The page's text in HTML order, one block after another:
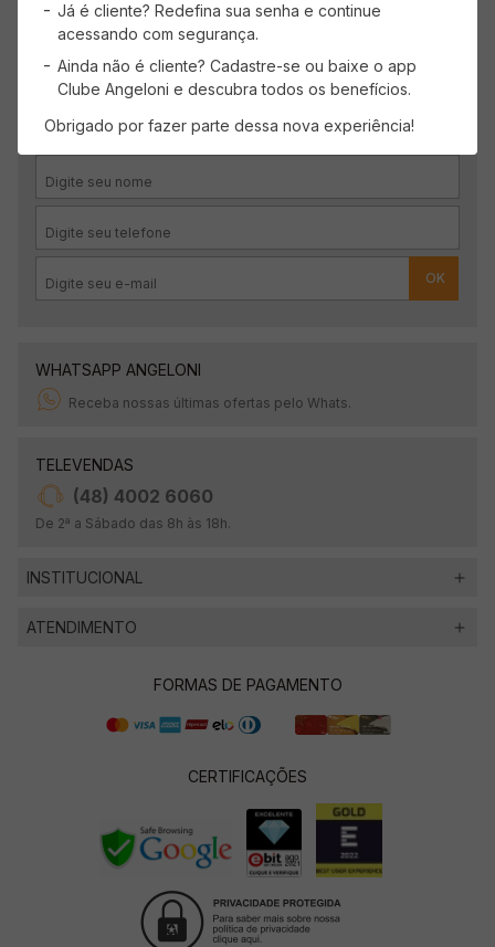
CADASTRE-SE
exclusivos.
OK
WHATSAPP ANGELONI
Receba nossas últimas ofertas pelo Whats.
TELEVENDAS
(48) 4002 6060
De 2ª a Sábado das 8h às 18h.
INSTITUCIONAL
ATENDIMENTO
FORMAS DE PAGAMENTO
CERTIFICAÇÕES
Já é cliente? Redefina sua senha e continue
acessando com segurança.
Ainda não é cliente? Cadastre-se ou baixe o app
Clube Angeloni e descubra todos os benefícios.
Obrigado por fazer parte dessa nova experiência!